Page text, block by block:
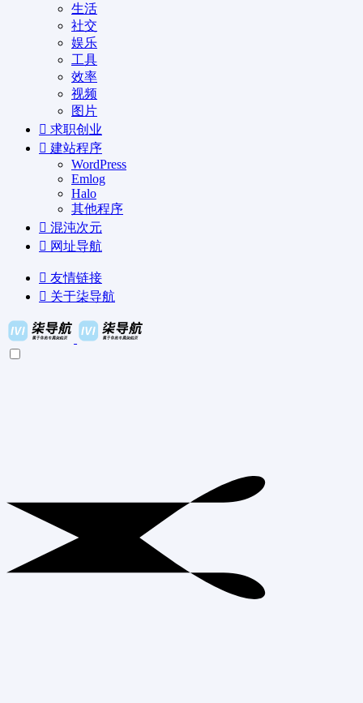
生活
社交
娱乐
工具
效率
视频
图片
求职创业
建站程序
WordPress
Emlog
Halo
其他程序
混沌次元
网址导航
友情链接
关于柒导航